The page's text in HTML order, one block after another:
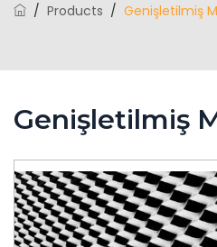
/ Products / Genişletilmiş
Genişletilmiş